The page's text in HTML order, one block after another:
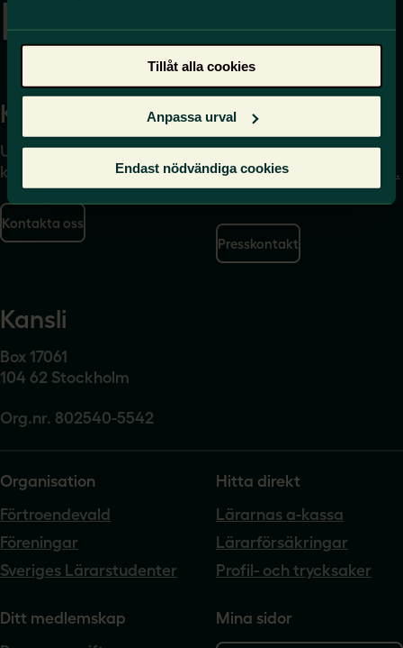
Tillåt alla cookies
Anpassa urval
Endast nödvändiga cookies
Kontakta
Uppgifter om hur du
kontaktar oss finns här.
Kontakta oss
Press
Journalist – du når oss
på press@sverigeslarare.
se
Presskontakt
Kansli
Box 17061
104 62 Stockholm
Org.nr. 802540-5542
Organisation
Förtroendevald
Föreningar
Sveriges Lärarstudenter
Hitta direkt
Lärarnas a-kassa
Lärarförsäkringar
Profil- och trycksaker
Ditt medlemskap
Mina sidor